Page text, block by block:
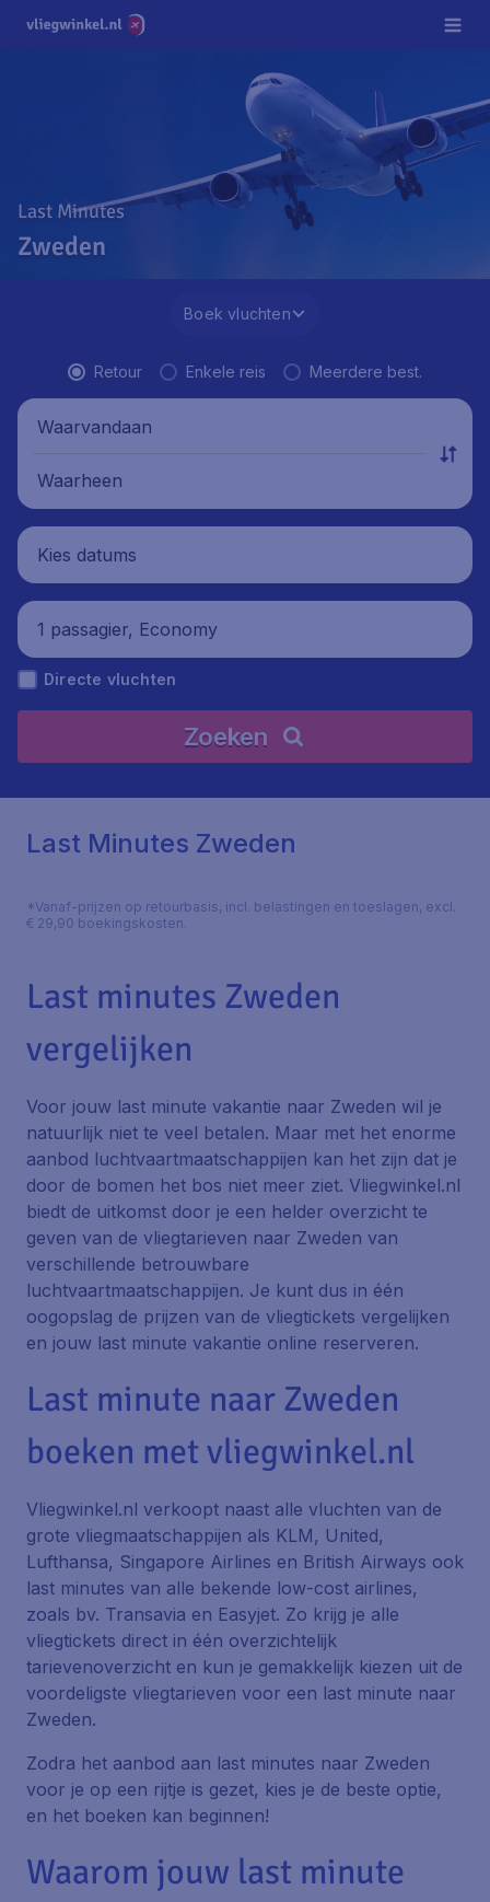
Last Minutes
Zweden
Boek vluchten
Retour Enkele reis Meerdere best.
Waarvandaan
Waarheen
Kies datums
1 passagier, Economy
Directe vluchten
Zoeken
Last Minutes Zweden
*Vanaf-prijzen op retourbasis, incl. belastingen en toeslagen, excl.
€ 29,90 boekingskosten.
Last minutes Zweden
vergelijken
Voor jouw last minute vakantie naar Zweden wil je
natuurlijk niet te veel betalen. Maar met het enorme
aanbod luchtvaartmaatschappijen kan het zijn dat je
door de bomen het bos niet meer ziet. Vliegwinkel.nl
biedt de uitkomst door je een helder overzicht te
geven van de vliegtarieven naar Zweden van
verschillende betrouwbare
luchtvaartmaatschappijen. Je kunt dus in één
oogopslag de prijzen van de vliegtickets vergelijken
en jouw last minute vakantie online reserveren.
Last minute naar Zweden
boeken met vliegwinkel.nl
Vliegwinkel.nl verkoopt naast alle vluchten van de
grote vliegmaatschappijen als KLM, United,
Lufthansa, Singapore Airlines en British Airways ook
last minutes van alle bekende low-cost airlines,
zoals bv. Transavia en Easyjet. Zo krijg je alle
vliegtickets direct in één overzichtelijk
tarievenoverzicht en kun je gemakkelijk kiezen uit de
voordeligste vliegtarieven voor een last minute naar
Zweden.
Zodra het aanbod aan last minutes naar Zweden
voor je op een rijtje is gezet, kies je de beste optie,
en het boeken kan beginnen!
Waarom jouw last minute